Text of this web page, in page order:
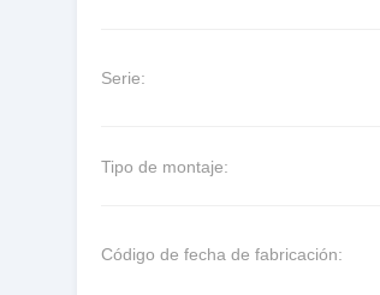
Serie:
Tipo de montaje:
Código de fecha de fabricación: